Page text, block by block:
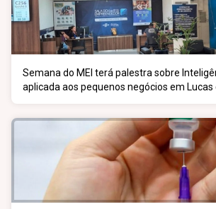
Semana do MEI terá palestra sobre
aplicada aos pequenos negócios em Lucas